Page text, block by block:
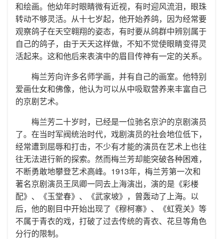
和绘画。他幼年时眼睛微有近视，有时迎风流泪，眼珠
转动不够灵活。从十七岁起，他开始养鸽，因为经常要
观察鸽子在天空翱翔的姿态，有时要从鸽群中辨别属于
自己的鸽子，由于天天这样做，不知不觉使眼睛变得灵
活起来。这和他后来表演中的眉目传神有一定的关系。
梅兰芳向许多名师学画，并有自己的画室。他特别
爱画仕女和佛像，他认为可以从中吸取营养来丰富自己
的京剧艺术。
梅兰芳二十岁时，已经是一位驰名京沪的京剧演员
了。在当时军阀统治时代，戏剧演员的社会地位低下，
经常遭到屈辱和打击，不少有才能的演员在艺术上也往
往无法进行新的探索。然而梅兰芳却能突破各种困难，
不断勇敢地攀登艺术高峰。1913年，梅兰芳第一次和
著名京剧演员王凤卿一同去上海演出，演的是《彩楼
配》、《玉堂春》、《武家坡》，曾轰动了上海。以
后，他的剧目中开始出现了《穆柯寨》、《虹霓关》等
不属于青衣的戏，打破了过去传统的青衣、花旦等角色
分行的限制。